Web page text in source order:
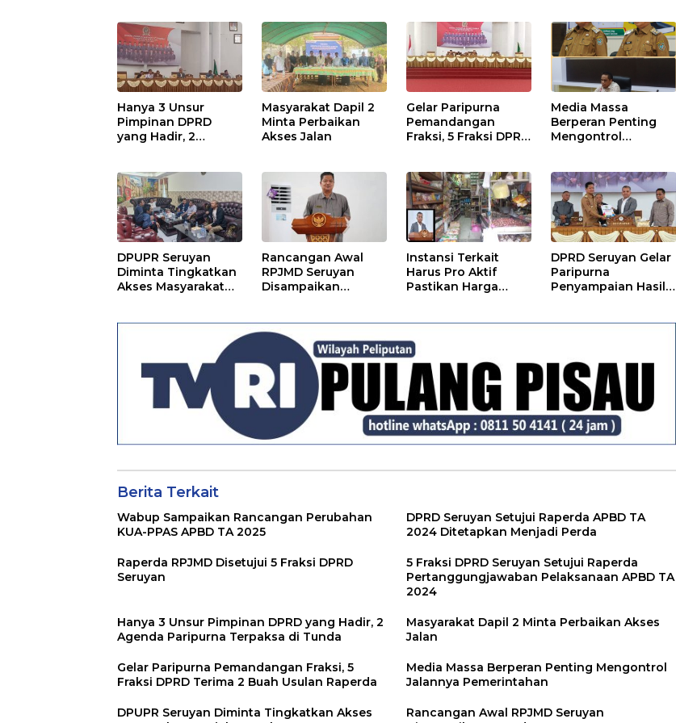
TA 2024
Hanya 3 Unsur
Pimpinan DPRD
yang Hadir, 2
Masyarakat Dapil 2
Minta Perbaikan
Akses Jalan
Gelar Paripurna
Pemandangan
Fraksi, 5 Fraksi DPRD
Media Massa
Berperan Penting
Mengontrol
DPUPR Seruyan
Diminta Tingkatkan
Akses Masyarakat
Rancangan Awal
RPJMD Seruyan
Disampaikan
Instansi Terkait
Harus Pro Aktif
Pastikan Harga
DPRD Seruyan Gelar
Paripurna
Penyampaian Hasil
Berita Terkait
Wabup Sampaikan Rancangan Perubahan
KUA-PPAS APBD TA 2025
DPRD Seruyan Setujui Raperda APBD TA
2024 Ditetapkan Menjadi Perda
Raperda RPJMD Disetujui 5 Fraksi DPRD
Seruyan
5 Fraksi DPRD Seruyan Setujui Raperda
Pertanggungjawaban Pelaksanaan APBD TA
2024
Hanya 3 Unsur Pimpinan DPRD yang Hadir, 2
Agenda Paripurna Terpaksa di Tunda
Masyarakat Dapil 2 Minta Perbaikan Akses
Jalan
Gelar Paripurna Pemandangan Fraksi, 5
Fraksi DPRD Terima 2 Buah Usulan Raperda
Media Massa Berperan Penting Mengontrol
Jalannya Pemerintahan
DPUPR Seruyan Diminta Tingkatkan Akses
Rancangan Awal RPJMD Seruyan